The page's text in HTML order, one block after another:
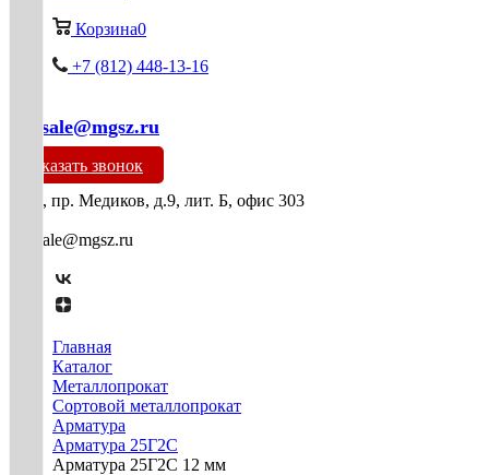
Корзина0
+7 (812) 448-13-16
mg-sale@mgsz.ru
Заказать звонок
СПб, пр. Медиков, д.9, лит. Б, офис 303
mg-sale@mgsz.ru
Главная
Каталог
Металлопрокат
Сортовой металлопрокат
Арматура
Арматура 25Г2С
Арматура 25Г2С 12 мм